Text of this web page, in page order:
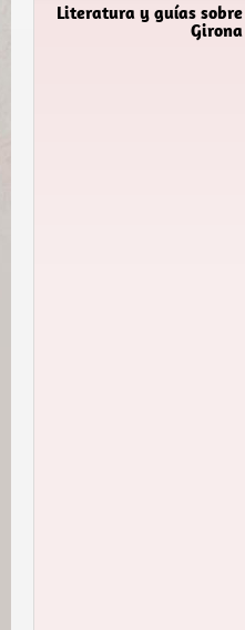
Literatura y guías sobre
Girona